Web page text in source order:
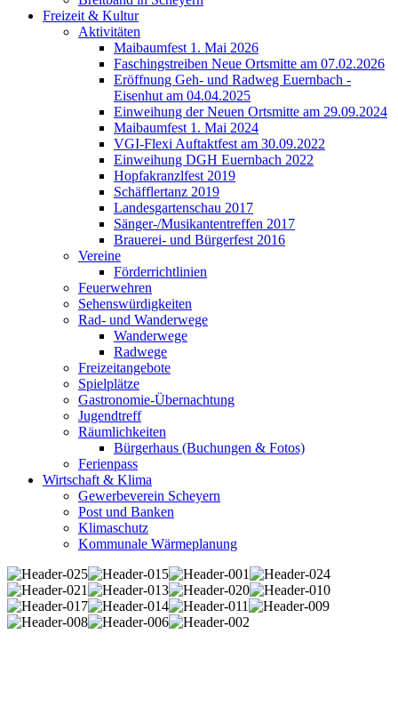
Freizeit & Kultur
Aktivitäten
Maibaumfest 1. Mai 2026
Faschingstreiben Neue Ortsmitte am 07.02.2026
Eröffnung Geh- und Radweg Euernbach -
Eisenhut am 04.04.2025
Einweihung der Neuen Ortsmitte am 29.09.2024
Maibaumfest 1. Mai 2024
VGI-Flexi Auftaktfest am 30.09.2022
Einweihung DGH Euernbach 2022
Hopfakranzlfest 2019
Schäfflertanz 2019
Landesgartenschau 2017
Sänger-/Musikantentreffen 2017
Brauerei- und Bürgerfest 2016
Vereine
Förderrichtlinien
Feuerwehren
Sehenswürdigkeiten
Rad- und Wanderwege
Wanderwege
Radwege
Freizeitangebote
Spielplätze
Gastronomie-Übernachtung
Jugendtreff
Räumlichkeiten
Bürgerhaus (Buchungen & Fotos)
Ferienpass
Wirtschaft & Klima
Gewerbeverein Scheyern
Post und Banken
Klimaschutz
Kommunale Wärmeplanung